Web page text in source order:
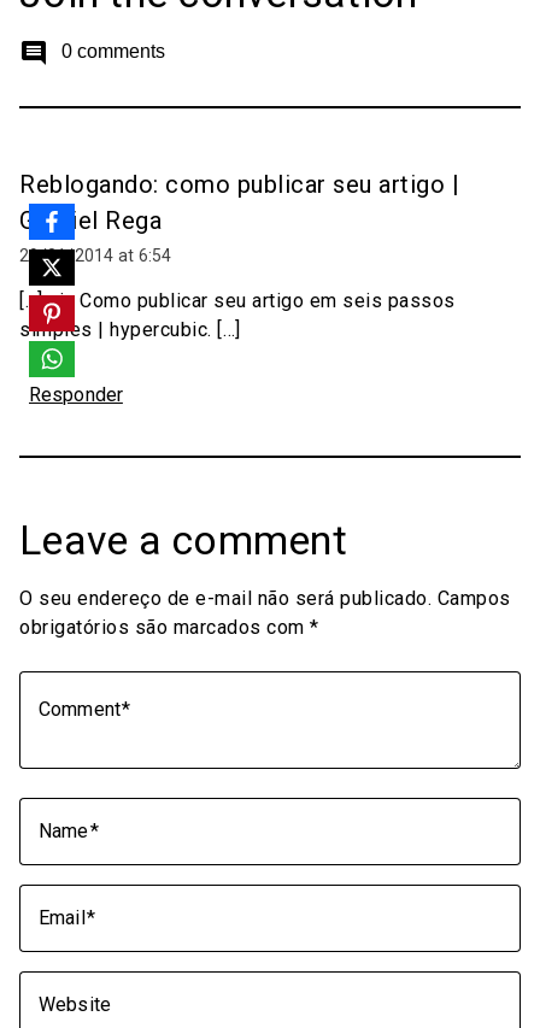
comment 0 comments
Reblogando: como publicar seu artigo |
Gabriel Rega
29/01/2014 at 6:54
[…] via Como publicar seu artigo em seis passos
simples | hypercubic. […]
Responder
Leave a comment
O seu endereço de e-mail não será publicado. Campos
obrigatórios são marcados com *
Comment
Name
Email
Website